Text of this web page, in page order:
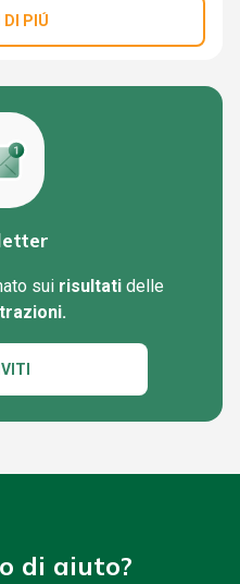
DI PIÚ
sui risultati delle
di aiuto?